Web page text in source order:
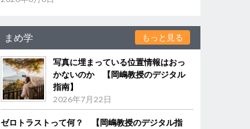
まめ学 もっと見る
写真に埋まっている位置情報はおっ
かないのか 【岡嶋教授のデジタル
指南】
2026年7月22日
ゼロトラストって何？ 【岡嶋教授のデジタル指